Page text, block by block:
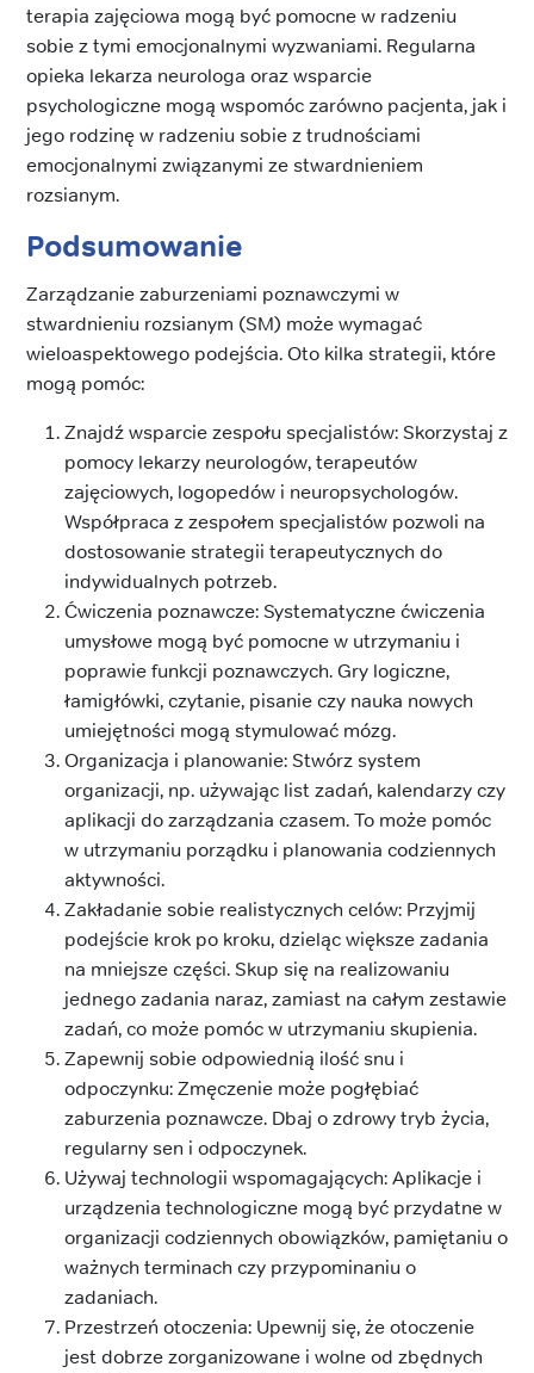
terapia zajęciowa mogą być pomocne w radzeniu
sobie z tymi emocjonalnymi wyzwaniami. Regularna
opieka lekarza neurologa oraz wsparcie
psychologiczne mogą wspomóc zarówno pacjenta, jak i
jego rodzinę w radzeniu sobie z trudnościami
emocjonalnymi związanymi ze stwardnieniem
rozsianym.
Podsumowanie
Zarządzanie zaburzeniami poznawczymi w
stwardnieniu rozsianym (SM) może wymagać
wieloaspektowego podejścia. Oto kilka strategii, które
mogą pomóc:
Znajdź wsparcie zespołu specjalistów: Skorzystaj z
pomocy lekarzy neurologów, terapeutów
zajęciowych, logopedów i neuropsychologów.
Współpraca z zespołem specjalistów pozwoli na
dostosowanie strategii terapeutycznych do
indywidualnych potrzeb.
Ćwiczenia poznawcze: Systematyczne ćwiczenia
umysłowe mogą być pomocne w utrzymaniu i
poprawie funkcji poznawczych. Gry logiczne,
łamigłówki, czytanie, pisanie czy nauka nowych
umiejętności mogą stymulować mózg.
Organizacja i planowanie: Stwórz system
organizacji, np. używając list zadań, kalendarzy czy
aplikacji do zarządzania czasem. To może pomóc
w utrzymaniu porządku i planowania codziennych
aktywności.
Zakładanie sobie realistycznych celów: Przyjmij
podejście krok po kroku, dzieląc większe zadania
na mniejsze części. Skup się na realizowaniu
jednego zadania naraz, zamiast na całym zestawie
zadań, co może pomóc w utrzymaniu skupienia.
Zapewnij sobie odpowiednią ilość snu i
odpoczynku: Zmęczenie może pogłębiać
zaburzenia poznawcze. Dbaj o zdrowy tryb życia,
regularny sen i odpoczynek.
Używaj technologii wspomagających: Aplikacje i
urządzenia technologiczne mogą być przydatne w
organizacji codziennych obowiązków, pamiętaniu o
ważnych terminach czy przypominaniu o
zadaniach.
Przestrzeń otoczenia: Upewnij się, że otoczenie
jest dobrze zorganizowane i wolne od zbędnych